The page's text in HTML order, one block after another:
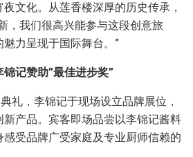
文化。从莲香楼深厚的历史传承，
，我们很高兴能参与这段创意旅
力呈现于国际舞台。”
记赞助”最佳进步奖”
礼，李锦记于现场设立品牌展位，
产品。宾客即场品尝以李锦记酱料
受品牌广受家庭及专业厨师信赖的